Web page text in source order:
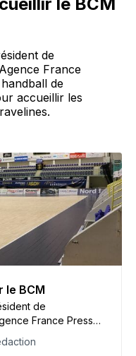
le BCM
de
France
de
accueillir les
le BCM
de
France Presse,
Dunkerque va
du BCM